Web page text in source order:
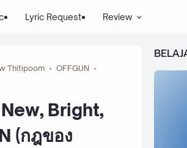
Lyric Request Review
Thitipoom
OFFGUN
Bright,
(กฎของ